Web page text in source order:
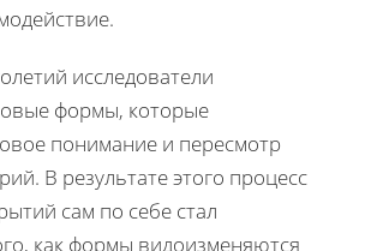
исследователи
формы, которые
понимание и пересмотр
В результате этого процесс
сам по себе стал
как формы видоизменяются